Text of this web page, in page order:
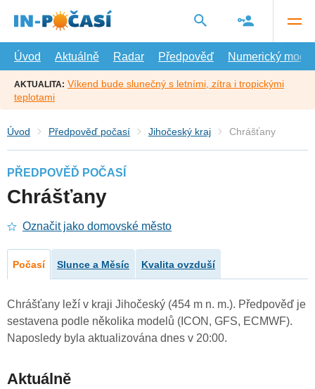
hlavní
Úvod
Aktuálně Radar Předpověď Numerický model
AKTUALITA: Víkend bude slunečný s letními, zítra i tropickými
teplotami
Úvod Předpověď počasí Jihočeský kraj Chrášťany
PŘEDPOVĚĎ POČASÍ
Chrášťany
Označit jako domovské město
Počasí Slunce a Měsíc Kvalita ovzduší
Chrášťany leží v kraji Jihočeský (454 m n. m.). Předpověď je
sestavena podle několika modelů (ICON, GFS, ECMWF).
Naposledy byla aktualizována dnes v 20:00.
Aktuálně